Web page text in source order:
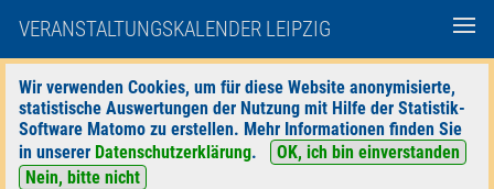
VERANSTALTUNGSKALENDER LEIPZIG
Wir verwenden Cookies, um für diese Website anonymisierte,
statistische Auswertungen der Nutzung mit Hilfe der Statistik-
Software Matomo zu erstellen. Mehr Informationen finden Sie
in unserer Datenschutzerklärung.
OK, ich bin einverstanden
Nein, bitte nicht